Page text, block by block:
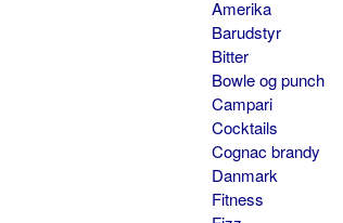
Amerika
Barudstyr
Bitter
Bowle og punch
Campari
Cocktails
Cognac brandy
Danmark
Fitness